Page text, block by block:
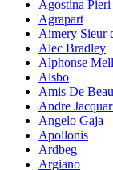
Agostina Pieri
Agrapart
Aimery Sieur
Alec Bradley
Alphonse
Alsbo
Amis De
Andre
Angelo Gaja
Apollonis
Ardbeg
Argiano